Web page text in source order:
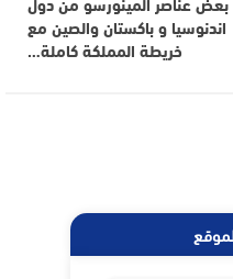
اندنوسيا و باكستان والصين مع
خريطة المملكة كاملة…